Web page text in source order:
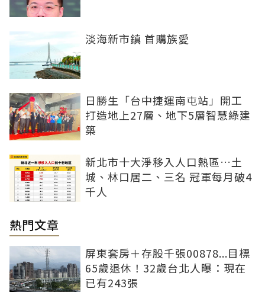
淡海新市鎮 首購族愛
日勝生「台中捷運南屯站」開工
打造地上27層、地下5層智慧綠建
築
新北市十大淨移入人口熱區…土
城、林口居二、三名 冠軍每月破4
千人
熱門文章
屏東套房＋存股千張00878...目標
65歲退休！32歲台北人曝：現在
已有243張